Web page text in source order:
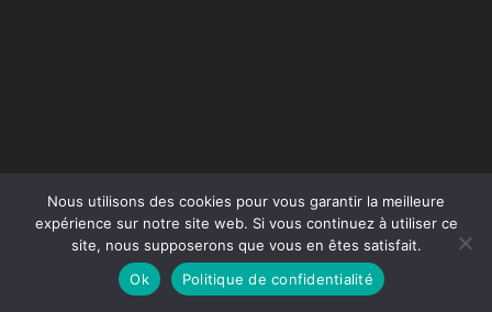
Nous utilisons des cookies pour vous garantir la meilleure
expérience sur notre site web. Si vous continuez à utiliser ce
site, nous supposerons que vous en êtes satisfait.
Ok
Politique de confidentialité